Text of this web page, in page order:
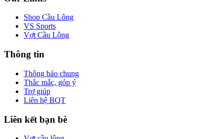
Shop Cầu Lông
VS Sports
Vợt Cầu Lông
Thông tin
Thông báo chung
Thắc mắc, góp ý
Trợ giúp
Liên hệ BQT
Liên kết bạn bè